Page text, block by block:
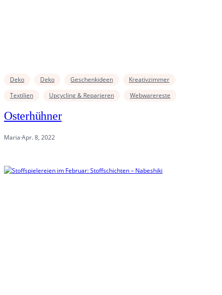
Deko Deko Geschenkideen
Kreativzimmer
Textilien
Upcycling & Reparieren Webwarereste
Osterhühner
Maria·Apr. 8, 2022